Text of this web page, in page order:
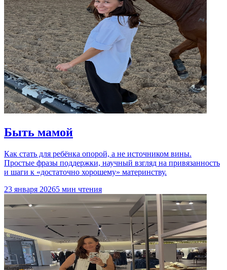
Быть мамой
Как стать для ребёнка опорой, а не источником вины.
Простые фразы поддержки, научный взгляд на привязанность
и шаги к «достаточно хорошему» материнству.
23 января 20265 мин чтения